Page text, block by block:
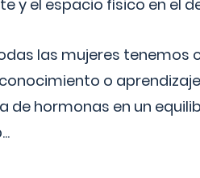
y el espacio físico en el
las mujeres tenemos
o
de hormonas en un
...